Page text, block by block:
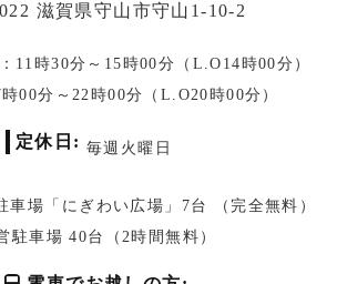
滋賀県守山市守山1-10-2
11時30分～15時00分（L.O14時00分）
00分～22時00分（L.O20時00分）
定休日 毎週火曜日
車場「 にぎわい広場 」7台 （完全無料）
駐車場 40台（2時間無料）